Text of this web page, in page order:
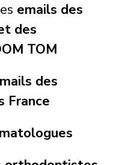
emails des
des
TOM
des
France